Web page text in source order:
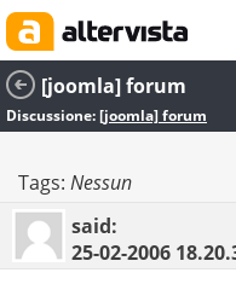
[joomla] forum
Discussione:[joomla] forum
Tags: Nessun
said:
25-02-2006